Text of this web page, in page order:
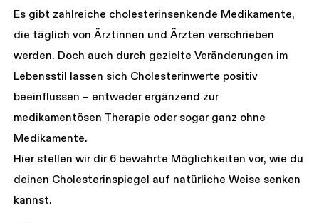
Es gibt zahlreiche cholesterinsenkende Medikamente,
die täglich von Ärztinnen und Ärzten verschrieben
werden. Doch auch durch gezielte Veränderungen im
Lebensstil lassen sich Cholesterinwerte positiv
beeinflussen – entweder ergänzend zur
medikamentösen Therapie oder sogar ganz ohne
Medikamente.
Hier stellen wir dir 6 bewährte Möglichkeiten vor, wie du
deinen Cholesterinspiegel auf natürliche Weise senken
kannst.